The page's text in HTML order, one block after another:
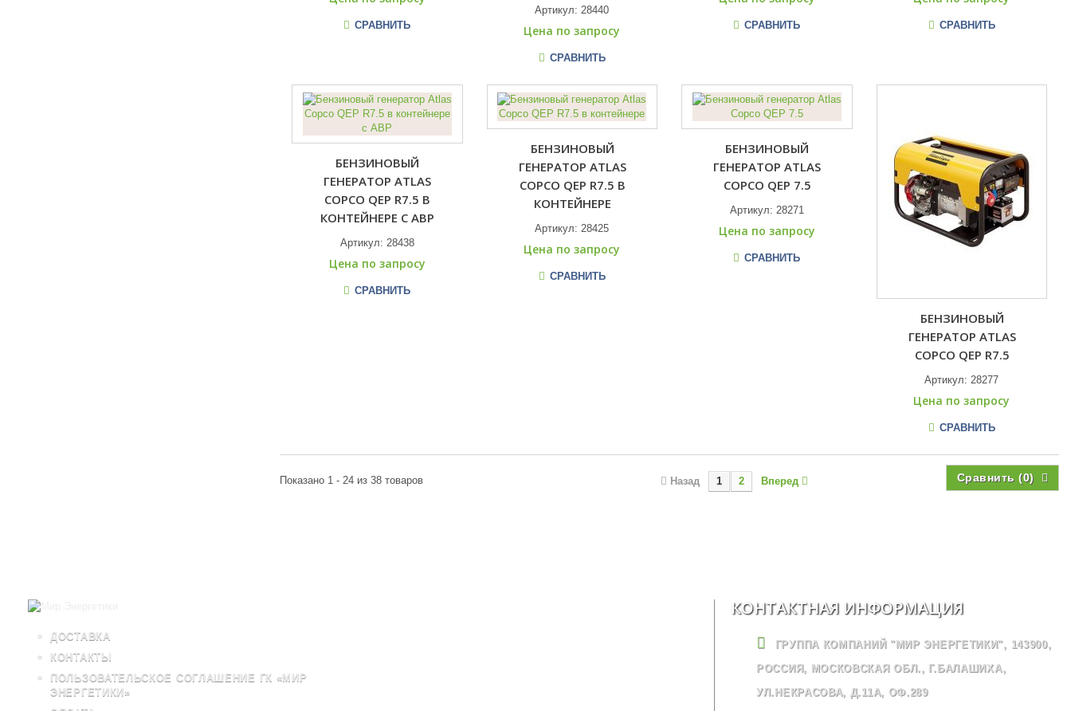
СРАВНИТЬ
Артикул:28440
Цена по запросу
СРАВНИТЬ
СРАВНИТЬ СРАВНИТЬ
БЕНЗИНОВЫЙ
ГЕНЕРАТОР ATLAS
COPCO QEP R7.5 В
КОНТЕЙНЕРЕ С АВР
Артикул: 28438
Цена по запросу
СРАВНИТЬ
БЕНЗИНОВЫЙ
ГЕНЕРАТОР ATLAS
COPCO QEP R7.5 В
КОНТЕЙНЕРЕ
Артикул:28425
Цена по запросу
СРАВНИТЬ
БЕНЗИНОВЫЙ
ГЕНЕРАТОР ATLAS
COPCO QEP 7.5
Артикул: 28271
Цена по запросу
СРАВНИТЬ
БЕНЗИНОВЫЙ
ГЕНЕРАТОР ATLAS
COPCO QEP R7.5
Артикул:28277
Цена по запросу
СРАВНИТЬ
Сравнить (0)
Назад 1 2 Вперед
Показано 1 - 24 из 38 товаров
ДОСТАВКА
КОНТАКТЫ
ПОЛЬЗОВАТЕЛЬСКОЕ СОГЛАШЕНИЕ ГК «МИР
ЭНЕРГЕТИКИ»
КОНТАКТНАЯ ИНФОРМАЦИЯ
ГРУППА КОМПАНИЙ "МИР ЭНЕРГЕТИКИ", 143900,
РОССИЯ, МОСКОВСКАЯ ОБЛ., Г.БАЛАШИХА,
УЛ.НЕКРАСОВА, Д.11А, ОФ.289